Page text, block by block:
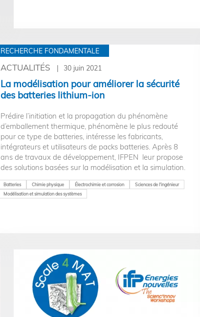
RECHERCHE FONDAMENTALE
ACTUALITÉS 30 juin 2021
La modélisation pour améliorer la sécurité
des batteries lithium-ion
Prédire l’initiation et la propagation du phénomène
d’emballement thermique, phénomène le plus redouté
pour ce type de batteries, intéresse les fabricants,
intégrateurs et utilisateurs de packs batteries. Après 8
ans de travaux de développement, IFPEN leur propose
des solutions basées sur la modélisation et la simulation.
Batteries Chimie physique Électrochimie et corrosion
Sciences de l'ingénieur
Modélisation et simulation des systèmes